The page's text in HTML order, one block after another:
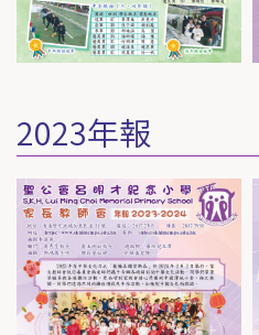
2023年報